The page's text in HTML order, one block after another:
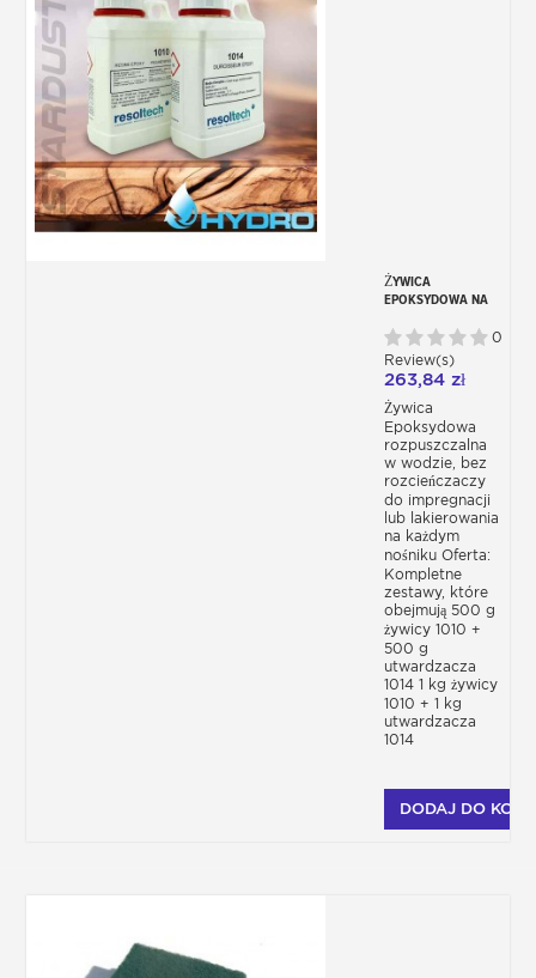
ŻYWICA
EPOKSYDOWA NA
RESOLTECH 1010
UNIWERSALNA
0
Review(s)
263,84 zł
Żywica
Epoksydowa
rozpuszczalna
w wodzie, bez
rozcieńczaczy
do impregnacji
lub lakierowania
na każdym
nośniku Oferta:
Kompletne
zestawy, które
obejmują 500 g
żywicy 1010 +
500 g
utwardzacza
1014 1 kg żywicy
1010 + 1 kg
utwardzacza
1014
DODAJ DO